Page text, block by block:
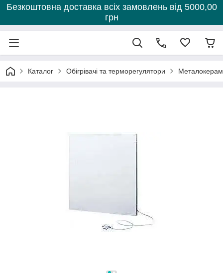
Безкоштовна доставка всіх замовлень від 5000,00
грн
Каталог Обігрівачі та терморегулятори